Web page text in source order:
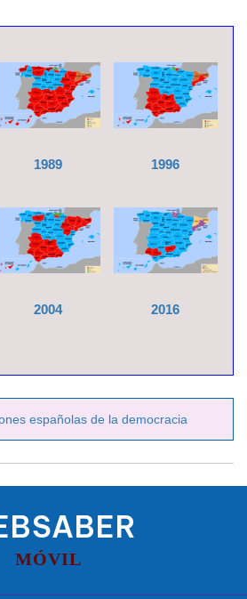
1989 1996
2004 2016
españolas de la democracia
MÓVIL